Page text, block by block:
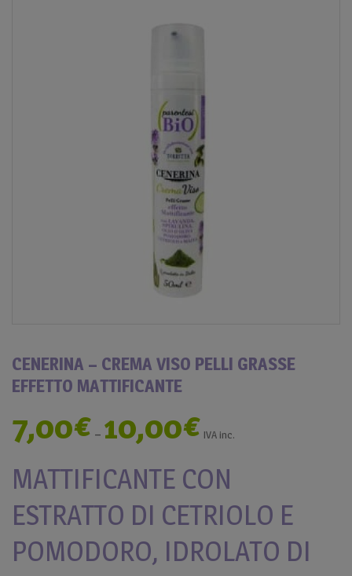
CENERINA – CREMA VISO PELLI GRASSE
EFFETTO MATTIFICANTE
7,00€ – 10,00€ IVA inc.
MATTIFICANTE CON
ESTRATTO DI CETRIOLO E
POMODORO, IDROLATO DI